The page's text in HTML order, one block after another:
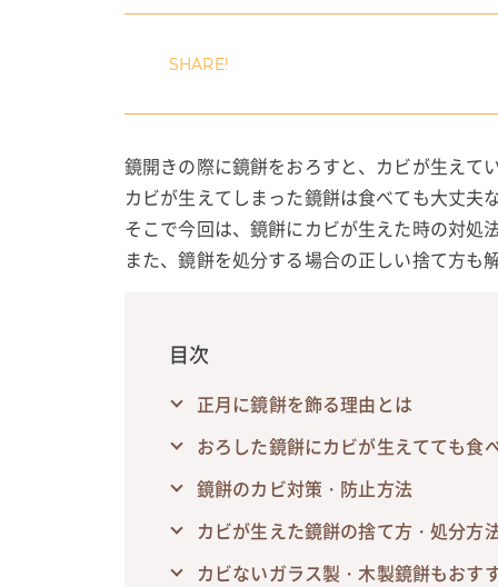
鏡開きの際に鏡餅をおろすと、カビが生えて
カビが生えてしまった鏡餅は食べても大丈夫
そこで今回は、鏡餅にカビが生えた時の対処
また、鏡餅を処分する場合の正しい捨て方
目次
正月に鏡餅を飾る理由とは
おろした鏡餅にカビが生えてても食
鏡餅のカビ対策・防止方法
カビが生えた鏡餅の捨て方・処分方
カビないガラス製・木製鏡餅もおす